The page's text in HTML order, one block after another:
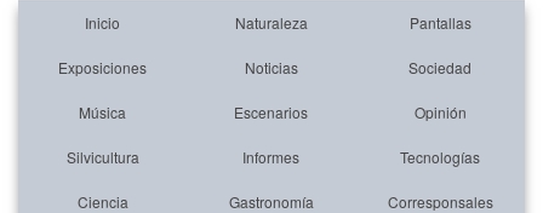
Inicio Naturaleza Pantallas
Exposiciones Noticias Sociedad
Música Escenarios Opinión
Silvicultura Informes Tecnologías
Ciencia Gastronomía Corresponsales